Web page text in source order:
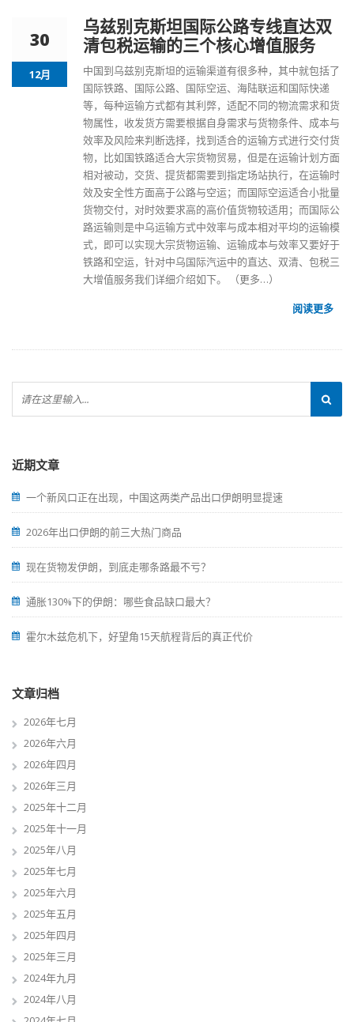
30
12月
乌兹别克斯坦国际公路专线直达双
清包税运输的三个核心增值服务
中国到乌兹别克斯坦的运输渠道有很多种，其中就包括了
国际铁路、国际公路、国际空运、海陆联运和国际快递
等，每种运输方式都有其利弊，适配不同的物流需求和货
物属性，收发货方需要根据自身需求与货物条件、成本与
效率及风险来判断选择，找到适合的运输方式进行交付货
物，比如国铁路适合大宗货物贸易，但是在运输计划方面
相对被动，交货、提货都需要到指定场站执行，在运输时
效及安全性方面高于公路与空运；而国际空运适合小批量
货物交付，对时效要求高的高价值货物较适用；而国际公
路运输则是中乌运输方式中效率与成本相对平均的运输模
式，即可以实现大宗货物运输、运输成本与效率又要好于
铁路和空运，针对中乌国际汽运中的直达、双清、包税三
大增值服务我们详细介绍如下。
（更多…）
阅读更多
近期文章
一个新风口正在出现，中国这两类产品出口伊朗明显提速
2026年出口伊朗的前三大热门商品
现在货物发伊朗，到底走哪条路最不亏？
通胀130%下的伊朗：哪些食品缺口最大？
霍尔木兹危机下，好望角15天航程背后的真正代价
文章归档
2026年七月
2026年六月
2026年四月
2026年三月
2025年十二月
2025年十一月
2025年八月
2025年七月
2025年六月
2025年五月
2025年四月
2025年三月
2024年九月
2024年八月